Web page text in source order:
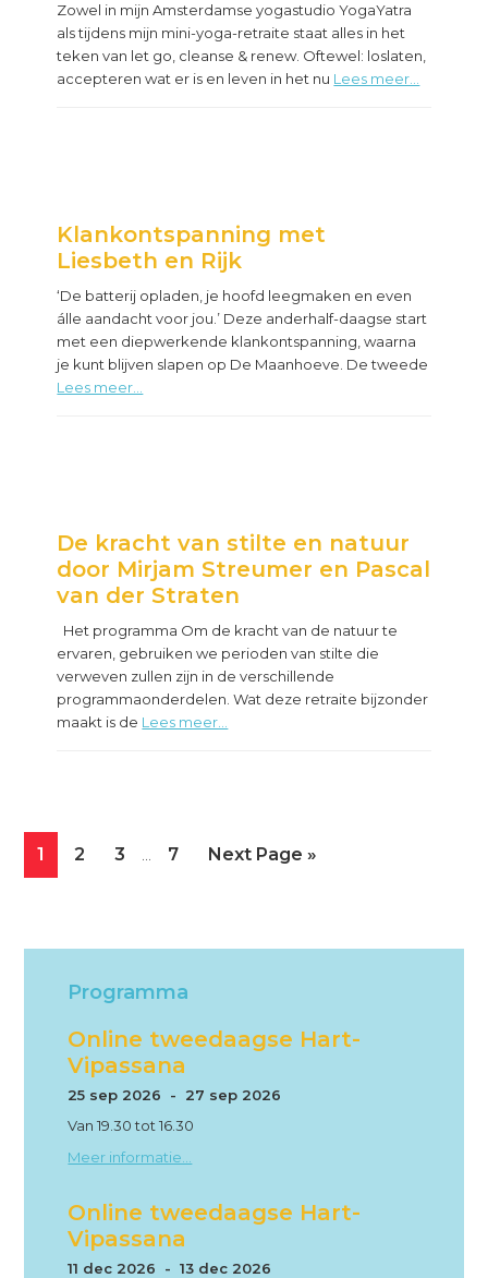
Zowel in mijn Amsterdamse yogastudio YogaYatra
als tijdens mijn mini-yoga-retraite staat alles in het
teken van let go, cleanse & renew. Oftewel: loslaten,
accepteren wat er is en leven in het nu Lees meer...
Klankontspanning met
Liesbeth en Rijk
‘De batterij opladen, je hoofd leegmaken en even
álle aandacht voor jou.’ Deze anderhalf-daagse start
met een diepwerkende klankontspanning, waarna
je kunt blijven slapen op De Maanhoeve. De tweede
Lees meer...
De kracht van stilte en natuur
door Mirjam Streumer en Pascal
van der Straten
Het programma Om de kracht van de natuur te
ervaren, gebruiken we perioden van stilte die
verweven zullen zijn in de verschillende
programmaonderdelen. Wat deze retraite bijzonder
maakt is de Lees meer...
Page
1 Page
2 Page
3
pages
… Page
7
Go
Next Page »
Primary
Sidebar
Programma
Online tweedaagse Hart-
Vipassana
25 sep 2026 - 27 sep 2026
Van 19.30 tot 16.30
Meer informatie...
Online tweedaagse Hart-
Vipassana
11 dec 2026 - 13 dec 2026